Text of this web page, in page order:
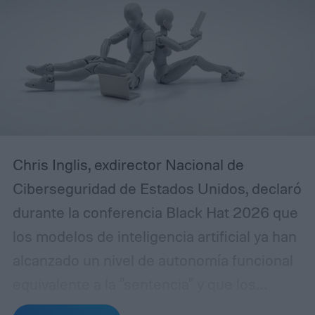
Chris Inglis, exdirector Nacional de
Ciberseguridad de Estados Unidos, declaró
durante la conferencia Black Hat 2026 que
los modelos de inteligencia artificial ya han
desarrolladores deben adoptar